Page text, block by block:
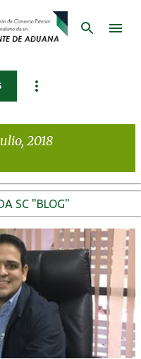
principal
2018
SC "BLOG"